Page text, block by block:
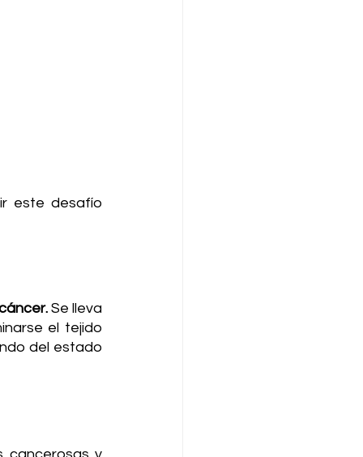
este desafío
Se lleva
el tejido
del estado
cancerosas y